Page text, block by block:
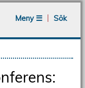
Meny ☰
Sök